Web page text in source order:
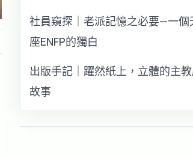
社員窺探｜老派記憶之必要—一個
座ENFP的獨白
出版手記｜躍然紙上，立體的主
故事